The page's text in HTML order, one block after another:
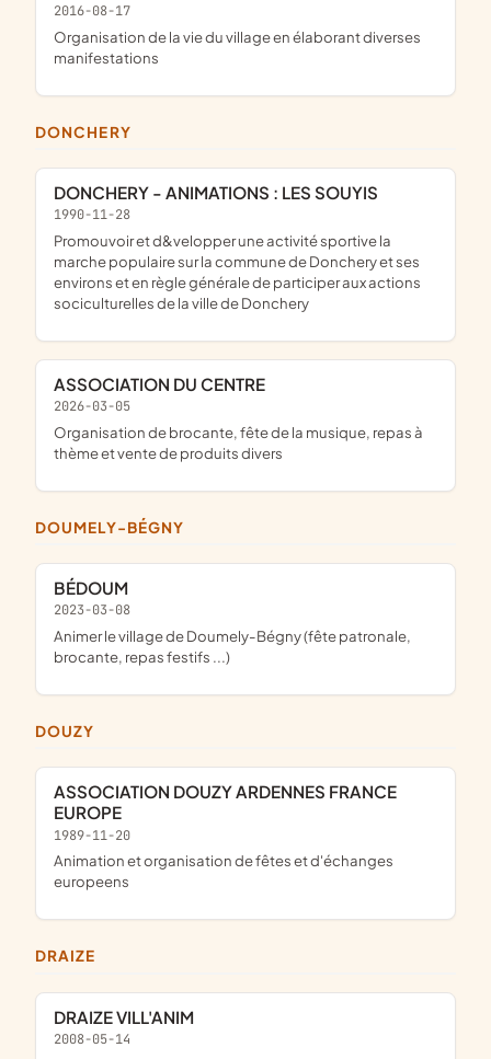
2016-08-17
organisation de la vie du village en élaborant diverses
manifestations
DONCHERY
DONCHERY - ANIMATIONS : LES SOUYIS
1990-11-28
Promouvoir et d&velopper une activité sportive la
marche populaire sur la commune de Donchery et ses
environs et en règle générale de participer aux actions
sociculturelles de la ville de Donchery
ASSOCIATION DU CENTRE
2026-03-05
organisation de brocante, fête de la musique, repas à
thème et vente de produits divers
DOUMELY-BÉGNY
BÉDOUM
2023-03-08
animer le village de Doumely-Bégny (fête patronale,
brocante, repas festifs ...)
DOUZY
ASSOCIATION DOUZY ARDENNES FRANCE
EUROPE
1989-11-20
animation et organisation de fêtes et d'échanges
europeens
DRAIZE
DRAIZE VILL'ANIM
2008-05-14